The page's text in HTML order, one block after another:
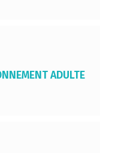
ADULTE